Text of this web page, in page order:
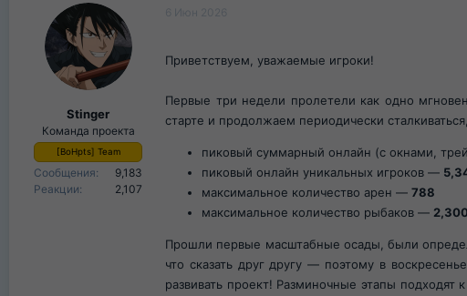
л
а
Stinger
Команда проекта
[BoHpts] Team
Сообщения
9,183
Реакции
2,107
Приветствуем, уважаемые игроки!
Первые три недели пролетели как одно
старте и продолжаем периодически
пиковый суммарный онлайн (с окнами,
пиковый онлайн уникальных игроков —
максимальное количество арен — 788
максимальное количество рыбаков — 2,300
Прошли первые масштабные осады, были
что сказать друг другу — поэтому в
развивать проект! Разминочные этапы